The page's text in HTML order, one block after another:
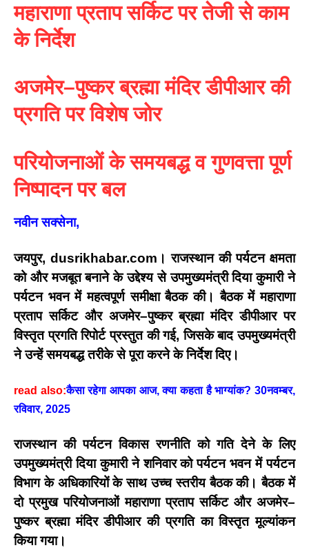
महाराणा प्रताप सर्किट पर तेजी से काम
के निर्देश
अजमेर–पुष्कर ब्रह्मा मंदिर डीपीआर की
प्रगति पर विशेष जोर
परियोजनाओं के समयबद्ध व गुणवत्ता पूर्ण
निष्पादन पर बल
नवीन सक्सेना,
जयपुर, dusrikhabar.com। राजस्थान की पर्यटन क्षमता
को और मजबूत बनाने के उद्देश्य सेउपमुख्यमंत्री दिया कुमारीने
पर्यटन भवन में महत्वपूर्ण समीक्षा बैठक की। बैठक मेंमहाराणा
प्रताप सर्किटऔर अजमेर–पुष्कर ब्रह्मा मंदिर डीपीआरपर
विस्तृत प्रगति रिपोर्ट प्रस्तुत की गई, जिसके बाद उपमुख्यमंत्री
ने उन्हें समयबद्ध तरीके से पूरा करने के निर्देश दिए।
read also:कैसा रहेगा आपका आज, क्या कहता है भाग्यांक? 30नवम्बर,
रविवार, 2025
राजस्थान की पर्यटन विकास रणनीति को गति देने के लिए
उपमुख्यमंत्री दिया कुमारीने शनिवार को पर्यटन भवन में पर्यटन
विभाग के अधिकारियों के साथ उच्च स्तरीय बैठक की। बैठक में
दो प्रमुख परियोजनाओंमहाराणा प्रताप सर्किटऔर अजमेर–
पुष्कर ब्रह्मा मंदिर डीपीआरकी प्रगति का विस्तृत मूल्यांकन
किया गया।